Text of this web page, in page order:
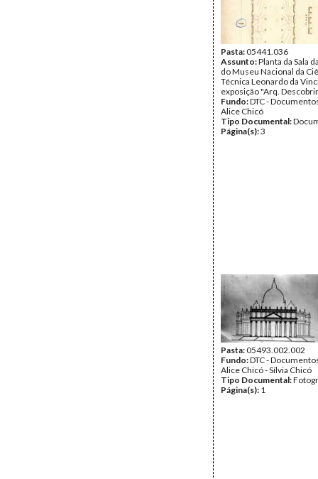
Pasta:05441.036
Assunto:Planta da Sala
do Museu Nacional da
Técnica Leonardo da
exposição "Arq.
Fundo:DTC -
Alice Chicó
Tipo Documental:
Página(s):3
Pasta:05493.002.002
Fundo:DTC -
Alice Chicó - Sílvia Chicó
Tipo Documental:
Página(s): 1